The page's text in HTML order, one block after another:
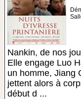
Nankin, de nos
Elle engage Luo
un homme, Jiang
jettent alors à
début d ...